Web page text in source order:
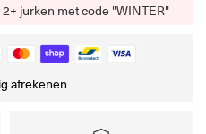
jurken met code "WINTER"
afrekenen